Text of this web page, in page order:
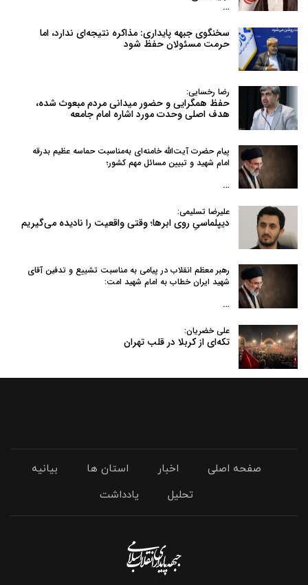
…
سخنگوی جبهه پایداری: مذاکره نتیجه‌ای ندارد، اما
حرمت مسئولان حفظ شود
رضا رخسایی:
حفظ همگرایی و حضور میدانی مردم مبعوث شده،
هدف اصلی وحدت مورد اشاره امام جامعه
پیام حضرت آیت‌الله خامنه‌ای به‌مناسبت حماسه عظیم بدرقه
امام شهید و تبیین مسائل مهم کشور؛
…
علیرضا تسلیمی:
دیپلماسیِ روی ابرها؛ وقتی واقعیت را نادیده می‌گیریم
رهبر معظم انقلاب در پیامی به‌ مناسبت تشییع و تدفین آقای
شهید ایران خطاب به امام شهید امت:
…
علی خضریان:
تکه‌ای از کربلا در قلب تهران
صفحه اصلی اخبار استان ها
بیانیه
تحلیل
یادداشت